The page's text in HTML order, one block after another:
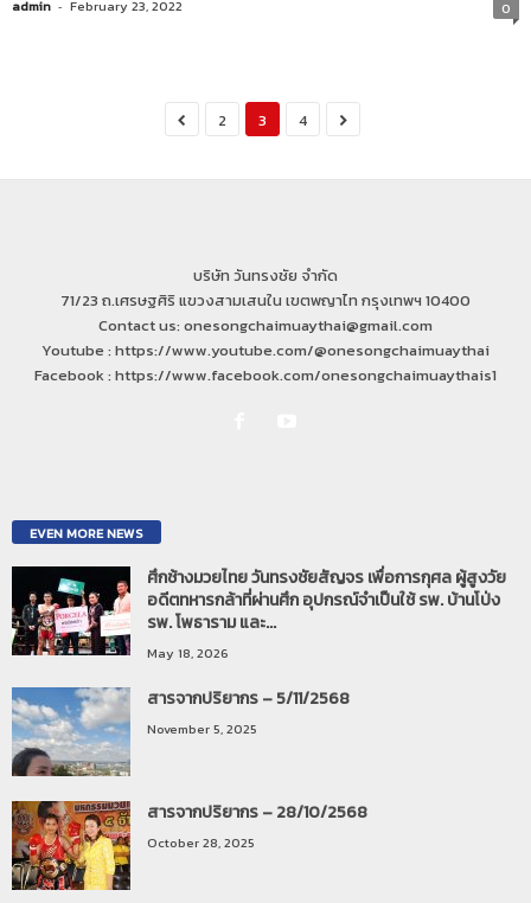
admin - February 23, 2022 0
2 3 4
บริษัท วันทรงชัย จำกัด
71/23 ถ.เศรษฐศิริ แขวงสามเสนใน เขตพญาไท กรุงเทพฯ 10400
Contact us: onesongchaimuaythai@gmail.com
Youtube : https://www.youtube.com/@onesongchaimuaythai
Facebook : https://www.facebook.com/onesongchaimuaythais1
EVEN MORE NEWS
ศึกช้างมวยไทย วันทรงชัยสัญจร เพื่อการกุศล ผู้สูงวัย
อดีตทหารกล้าที่ผ่านศึก อุปกรณ์จำเป็นใช้ รพ. บ้านโป่ง
รพ. โพธาราม และ...
May 18, 2026
สารจากปริยากร – 5/11/2568
November 5, 2025
สารจากปริยากร – 28/10/2568
October 28, 2025